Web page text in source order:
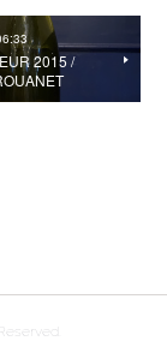
2015 /